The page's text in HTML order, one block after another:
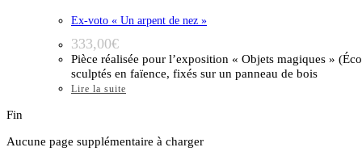
Ex-voto « Un arpent de nez »
333,00€
Pièce réalisée pour l’exposition « Objets magiques »
sculptés en faïence, fixés sur un panneau de bois
Lire la suite
Fin
Aucune page supplémentaire à charger